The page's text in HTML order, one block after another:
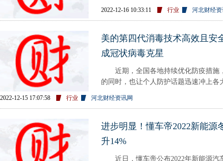
2022-12-16 10:33:11 行业 河北财经
美的第四代消毒技术高效且安
成冠状病毒克星
近期，全国各地持续优化防疫措施
的同时，也让个人防护话题迅速冲上
2022-12-15 17:07:58 行业 河北财经资讯网
进步明显！懂车帝2022新能源
升14%
近日，懂车帝公布2022年新能源汽